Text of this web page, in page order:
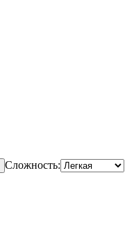
Сложность: